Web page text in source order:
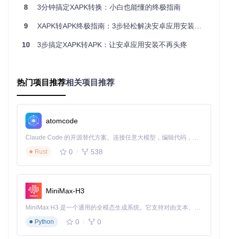
三、创新方案：XAPK转APK的技术原理通俗解
想象XAPK是一个装满各种礼物的大礼盒（主程序APK+资源文
件），而你的安卓设备只认识标准的礼品盒（普通APK）。这
个工具就像一位专业的礼品包装师：
打开礼盒：解析XAPK文件结构，分离主程序和资源
整理物品
重新包装：将所有内容重组为标准APK格式
盖章认证
：自动完成应用签名，确保设备信任
这个过程中，工具采用了特殊的资源合并算法，能在保证应用
完整性的同时，优化安装包体积，平均减少15-20%的存储空
间占用。
四、实战案例：不同用户的成功经验
8 3分钟搞定XAPK转换：小白也能懂的终极指南
9 XAPK转APK终极指南：3步轻松解决安卓应用安装难题
10 3步搞定XAPK转APK：让安卓应用安装不再头疼
热门项目推荐相关项目推荐
atomcode
Claude Code 的开源替代方案。连接任意大模型，编辑代码，运行命令，自动验证 — 全自动执行。用 Rust 构建，极致性能。 ｜ An open-source alternative to Claude Code. Connect any LLM, edit code, run commands, and verify changes — autonomously. Built in Rust for speed. Get Started
Rust
0 538
MiniMax-H3
MiniMax H3 是一个通用的全模态生成系统。它支持对由文本、图像、视频和音频组成的多模态上下文进行统一理解，并能生成分辨率高达 2K、时长可达 15 秒的带原生立体声音频的视频。得益于面向任务泛化的系统设计，H3 在预训练阶段就已具备广泛的多模态上下文理解与生成能力，能够出色地执行复杂的多模态指令。
Python
0 0